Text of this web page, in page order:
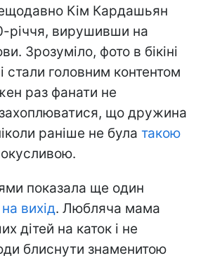
Кім Кардашьян
річчя, вирушивши на
Зрозуміло, фото в бікіні
стали головним контентом
раз фанати не
що дружина
раніше не була такою
показала ще один
вихід. Любляча мама
дітей на каток і не
блиснути знаменитою